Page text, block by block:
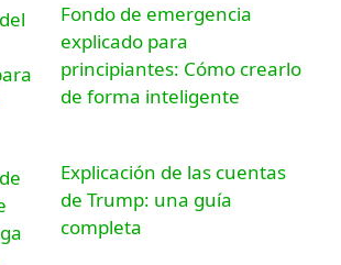
Fondo de emergencia
explicado para
principiantes: Cómo crearlo
de forma inteligente
Explicación de las cuentas
de Trump: una guía
completa